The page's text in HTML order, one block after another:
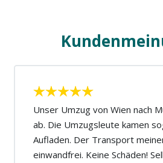
Unser Umzug von Wien nach
ab. Die Umzugsleute kamen
Aufladen. Der Transport
einwandfrei. Keine Schäden!